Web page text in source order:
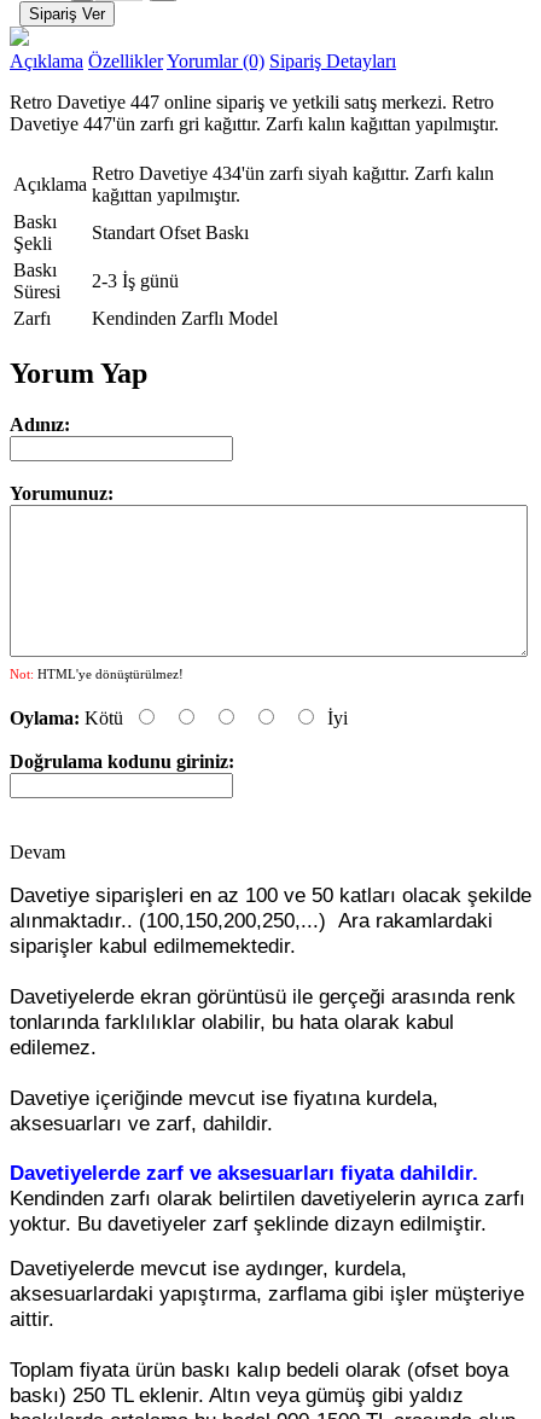
Açıklama ÖzelliklerYorumlar (0) Sipariş Detayları
Retro Davetiye 447 online sipariş ve yetkili satış merkezi. Retro
Davetiye 447'ün zarfı gri kağıttır. Zarfı kalın kağıttan yapılmıştır.
Açıklama
Retro Davetiye 434'ün zarfı siyah kağıttır. Zarfı kalın
kağıttan yapılmıştır.
Baskı
Şekli
Standart Ofset Baskı
Baskı
Süresi
2-3 İş günü
Zarfı
Kendinden Zarflı Model
Yorum Yap
Adınız:
Yorumunuz:
Not: HTML'ye dönüştürülmez!
Oylama: Kötü İyi
Doğrulama kodunu giriniz:
Devam
Davetiye siparişleri en az 100 ve 50 katları olacak şekilde
alınmaktadır.. (100,150,200,250,...) Ara rakamlardaki
siparişler kabul edilmemektedir.
Davetiyelerde ekran görüntüsü ile gerçeği arasında renk
tonlarında farklılıklar olabilir, bu hata olarak kabul
edilemez.
Davetiye içeriğinde mevcut ise fiyatına kurdela,
aksesuarları ve zarf, dahildir.
Davetiyelerde zarf ve aksesuarları fiyata dahildir.
Kendinden zarfı olarak belirtilen davetiyelerin ayrıca zarfı
yoktur. Bu davetiyeler zarf şeklinde dizayn edilmiştir.
Davetiyelerde mevcut ise aydınger, kurdela,
aksesuarlardaki yapıştırma, zarflama gibi işler müşteriye
aittir.
Toplam fiyata ürün baskı kalıp bedeli olarak (ofset boya
baskı) 250 TL eklenir. Altın veya gümüş gibi yaldız